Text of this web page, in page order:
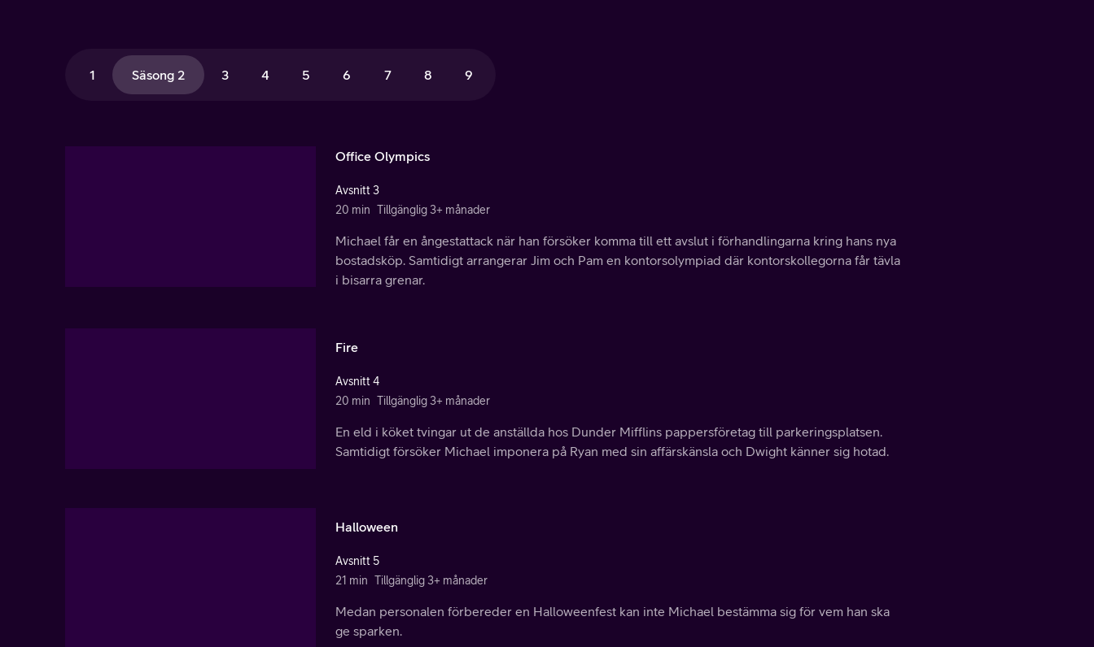
1 Säsong 2 3 4 5 6 7 8 9
Office Olympics
Avsnitt 3
20 min Tillgänglig 3+ månader
Michael får en ångestattack när han försöker komma till ett avslut i förhandlingarna kring hans nya
bostadsköp. Samtidigt arrangerar Jim och Pam en kontorsolympiad där kontorskollegorna får tävla
i bisarra grenar.
Fire
Avsnitt 4
20 min Tillgänglig 3+ månader
En eld i köket tvingar ut de anställda hos Dunder Mifflins pappersföretag till parkeringsplatsen.
Samtidigt försöker Michael imponera på Ryan med sin affärskänsla och Dwight känner sig hotad.
Halloween
Avsnitt 5
21 min Tillgänglig 3+ månader
Medan personalen förbereder en Halloweenfest kan inte Michael bestämma sig för vem han ska
ge sparken.